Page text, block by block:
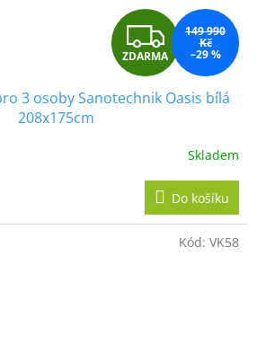
Z
D
A
R
M
A
ZDARMA
149 990
Kč
–29 %
3 osoby Sanotechnik Oasis bílá
208x175cm
Skladem
Do košíku
Kód: VK58